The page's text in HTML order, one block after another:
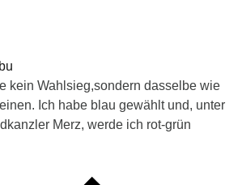
kein Wahlsieg,sondern dasselbe wie
Ich habe blau gewählt und, unter
Merz, werde ich rot-grün